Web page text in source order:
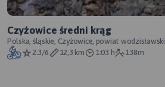
Czyżowice średni krąg
Polska, śląskie, Czyżowice, powiat wodzisławski
2.3/6
12,3 km 1:03 h 138m